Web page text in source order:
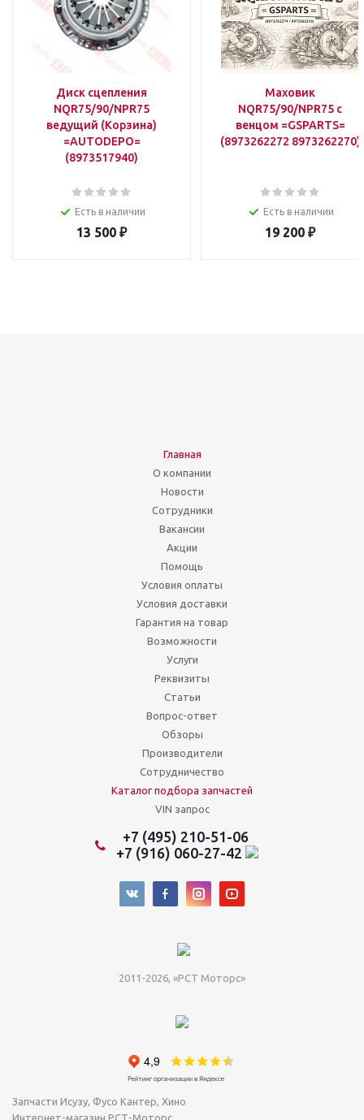
Диск сцепления
NQR75/90/NPR75
ведущий (Корзина)
=AUTODEPO=
(8973517940)
Есть в наличии
13 500 ₽
Маховик
NQR75/90/NPR75 c
венцом =GSPARTS=
(8973262272 8973262270)
Есть в наличии
19 200 ₽
Главная
О компании
Новости
Сотрудники
Вакансии
Акции
Помощь
Условия оплаты
Условия доставки
Гарантия на товар
Возможности
Услуги
Реквизиты
Статьи
Вопрос-ответ
Обзоры
Производители
Сотрудничество
Каталог подбора запчастей
VIN запрос
+7 (495) 210-51-06
+7 (916) 060-27-42
2011-2026, «РСТ Моторс»
Запчасти Исузу, Фусо Кантер, Хино
Интернет-магазин РСТ-Моторс